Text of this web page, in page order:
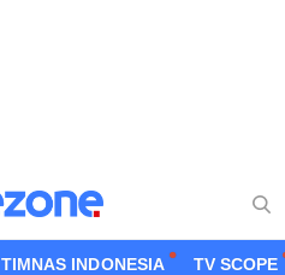
TIMNAS INDONESIA TV SCOPE